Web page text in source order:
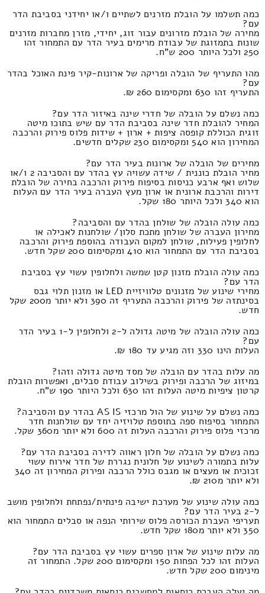
כמה תשלמו על הובלת מזרנים לשתיים ו/או יחידני בסביבת הדר
עם?
מחירה של הובלת מזרונים עבור זוג, יחידי, מזרן מחברות מזרנים
שונות בתמזוגת של עבודת מרימים בעיר הדר עם התמחור זהו
250 ולכל היותר 200 ש"ח.
מהו התעריף של הובלה ופריקה של ארונות-קיר פינת האוכל בהדר
עם?
התעריף זהו 630 ומקסימום 260 ₪.
כמה נשלם על הובלה של חדרי שינה באיזור הדר עם?
המחיר להובלת חדר שינה בסביבת הדר עם שיש בתוכו מיטה
זוגית הכוללת קופסה ציפות + ארון + שידות פלוס פירוק והרכבה
המחירון הוא 540 ומקסימום 230 שקלים חדשים.
מחירים של הובלה של ארונות בעיר הדר עם?
מחיר הובלת כוננית / שידה עשויה עץ בהדר עם והסביבה 2 ו/או
שלוש ואף ארבע כניסות בסיפוח פירוק והרכבה בחירה של הובלת
דירות והרכבת ארונית או ארון מעץ העברה בעיר הדר עם העלות
הוא 340 ולכל היותר 180 שקל.
כמה עולה הובלה של שולחן בהדר עם והסביבה?
מחירון העברה של שולחן מתכת סלון/ שולחנות לאכילה או
לחלופין פעילות, שולחן למקום העבודה בהוספת פירוק והרכבה
בסביבת הדר עם התמחור הוא 410 ומקסימום 200 שקל חדש.
כמה עולה הובלת מזנון קטן שמשה ולחלופין עשוי עץ בסביבת
הדר עם?
מחירי שינוע של מזנונים טלוויזיית LED או מזנון תלוי גבס
בסינתזה של פירוק והרכבה התעריף זה 390 ולא יותר מ200 שקל
חדש.
כמה עולה הובלה של מיטה גדולה ל-2 ולחלופין ל-1 בעיר הדר
עם?
העלות הינו 330 וזה מגיע עד 180 ₪.
מה עלות בהדר עם הובלה של מסד מיטה גדולה וזהו?
במיזוג של הרכבה ופירוק בשילוב עבודת סבלים, ואפשרות הובלת
קרטון ציפיות מיטה העלות זהו 630 ולכל היותר 190 ש"ח.
כמה נשלם על שינוע של הול מרכזי AS IS בהדר עם והסביבה?
התמחור בסיפוח ספה בתוספת טלויזיה יחד עם שולחנות חדר
מרכזי פלוס פירוק והרכבה העלות זה 600 ולא יותר מ360 שקל.
כמה נשלם על הובלה של חלון ראווה לדירה בסביבת הדר עם?
עלות בתמורה לשינוע של חלונית נגררת של חדר אירוח עשוי
זכוכית או מעצים או מגבס כולל הרכבה ופירוק המחירון זה 340
ולא יותר מ210 ₪.
כמה עולה שינוע של מערכת ישיבה פינתית/נפתחת ולחלופין מושב
ל-2 בעיר הדר עם?
תעריפי העברת הכורסה פלוס שירותי הנפה או סבלים התמחור הוא
350 ולא יותר מ180 שקל חדש.
מה עלות שינוע של ארון ספרים עשוי עץ בסביבת הדר עם?
העלות זהו לכל הפחות 150 ומקסימום 200 שקל. התמחור זה
מינימום 200 שקל חדש.